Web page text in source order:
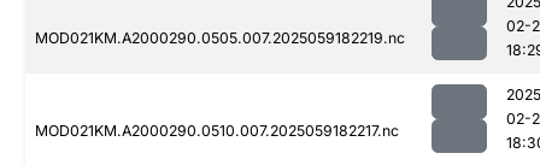
MOD021KM.A2000290.0505.007.2025059182219.nc
02-
MOD021KM.A2000290.0510.007.2025059182217.nc
02-